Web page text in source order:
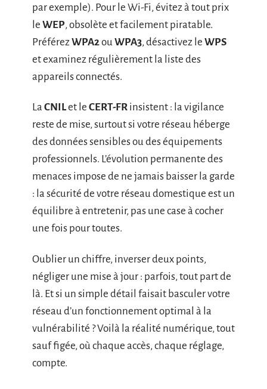
par exemple). Pour le Wi-Fi, évitez à tout prix
le WEP, obsolète et facilement piratable.
Préférez WPA2ou WPA3, désactivez le WPS
et examinez régulièrement la liste des
appareils connectés.
La CNILet le CERT-FR insistent : la vigilance
reste de mise, surtout si votre réseau héberge
des données sensibles ou des équipements
professionnels. L’évolution permanente des
menaces impose de ne jamais baisser la garde
: la sécurité de votre réseau domestique est un
équilibre à entretenir, pas une case à cocher
une fois pour toutes.
Oublier un chiffre, inverser deux points,
négliger une mise à jour : parfois, tout part de
là. Et si un simple détail faisait basculer votre
réseau d’un fonctionnement optimal à la
vulnérabilité ? Voilà la réalité numérique, tout
sauf figée, où chaque accès, chaque réglage,
compte.